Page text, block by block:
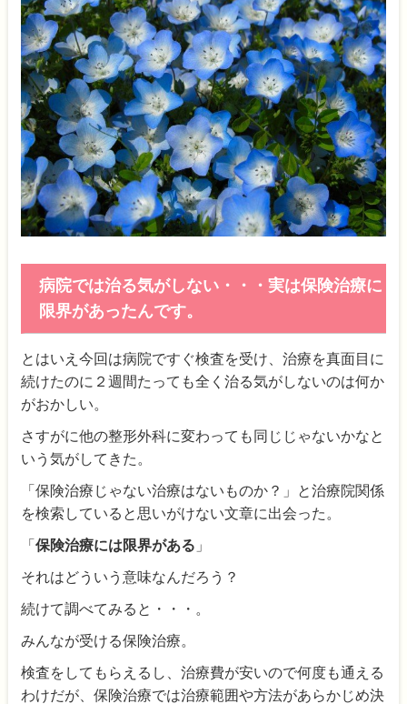
病院では治る気がしない・・・実は保険治療に
限界があったんです。
とはいえ今回は病院ですぐ検査を受け、治療を真面目に
続けたのに２週間たっても全く治る気がしないのは何か
がおかしい。
さすがに他の整形外科に変わっても同じじゃないかなと
いう気がしてきた。
「保険治療じゃない治療はないものか？」と治療院関係
を検索していると思いがけない文章に出会った。
「保険治療には限界がある 」
それはどういう意味なんだろう？
続けて調べてみると・・・。
みんなが受ける保険治療。
検査をしてもらえるし、治療費が安いので何度も通える
わけだが、保険治療では治療範囲や方法があらかじめ決